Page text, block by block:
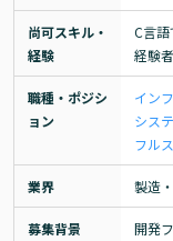
尚可スキル・
経験
C言
経験者
職種・ポジシ
ョン
イン
シス
フル
業界 製造
募集背景
開発